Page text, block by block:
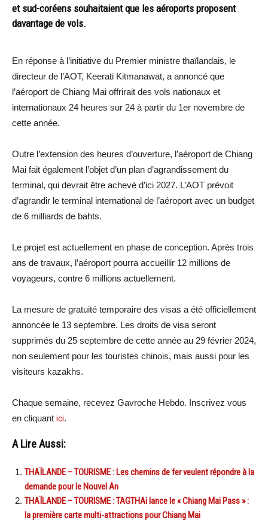
et sud-coréens souhaitaient que les aéroports proposent
davantage de vols.
En réponse à l’initiative du Premier ministre thaïlandais, le
directeur de l’AOT, Keerati Kitmanawat, a annoncé que
l’aéroport de Chiang Mai offrirait des vols nationaux et
internationaux 24 heures sur 24 à partir du 1er novembre de
cette année.
Outre l’extension des heures d’ouverture, l’aéroport de Chiang
Mai fait également l’objet d’un plan d’agrandissement du
terminal, qui devrait être achevé d’ici 2027. L’AOT prévoit
d’agrandir le terminal international de l’aéroport avec un budget
de 6 milliards de bahts.
Le projet est actuellement en phase de conception. Après trois
ans de travaux, l’aéroport pourra accueillir 12 millions de
voyageurs, contre 6 millions actuellement.
La mesure de gratuité temporaire des visas a été officiellement
annoncée le 13 septembre. Les droits de visa seront
supprimés du 25 septembre de cette année au 29 février 2024,
non seulement pour les touristes chinois, mais aussi pour les
visiteurs kazakhs.
Chaque semaine, recevez Gavroche Hebdo. Inscrivez vous
en cliquant ici.
A Lire Aussi:
THAÏLANDE – TOURISME : Les chemins de fer veulent répondre à la
demande pour le Nouvel An
THAÏLANDE – TOURISME : TAGTHAi lance le « Chiang Mai Pass » :
la première carte multi-attractions pour Chiang Mai